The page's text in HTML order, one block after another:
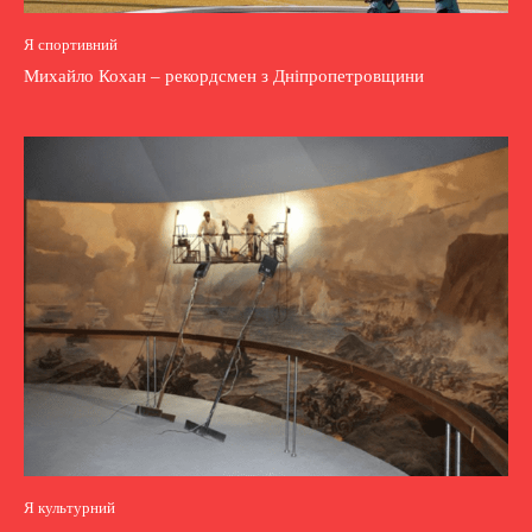
Я спортивний
Михайло Кохан – рекордсмен з Дніпропетровщини
Я культурний